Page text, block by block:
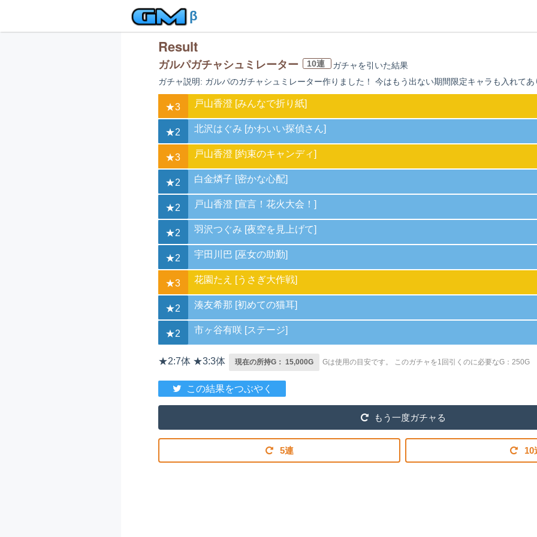
β
Result
ガルパガチャシュミレーター 10連 ガチャを引いた結果
ガチャ説明: ガルパのガチャシュミレーター作りました！ 今はもう出ない期間限定キャラも入れて
★3 戸山香澄 [みんなで折り紙]
★2 北沢はぐみ [かわいい探偵さん]
★3 戸山香澄 [約束のキャンディ]
★2 白金燐子 [密かな心配]
★2 戸山香澄 [宣言！花火大会！]
★2 羽沢つぐみ [夜空を見上げて]
★2 宇田川巴 [巫女の助勤]
★3 花園たえ [うさぎ大作戦]
★2 湊友希那 [初めての猫耳]
★2 市ヶ谷有咲 [ステージ]
★2:7体 ★3:3体 現在の所持G： 15,000G Gは使用の目安です。 このガチャを1回引くのに必要なG：250G
この結果をつぶやく
もう一度ガチャる
5連 10